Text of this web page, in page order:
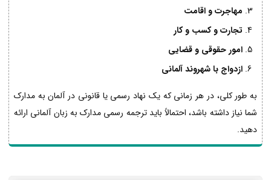
مهاجرت و اقامت
تجارت و کسب و کار
امور حقوقی و قضایی
ازدواج با شهروند آلمانی
به طور کلی، در هر زمانی که یک نهاد رسمی یا قانونی در آلمان به مدارک
شما نیاز داشته باشد، احتمالاً باید ترجمه رسمی مدارک به زبان آلمانی ارائه
دهید.